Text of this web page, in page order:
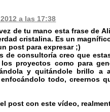
a las 17:38
de tu mano esta frase de
cristalina. Es un
post para expresar ;)
de consultoría creo que
proyectos como para
y quitándole brillo a
todo, creernos
post con este vídeo,